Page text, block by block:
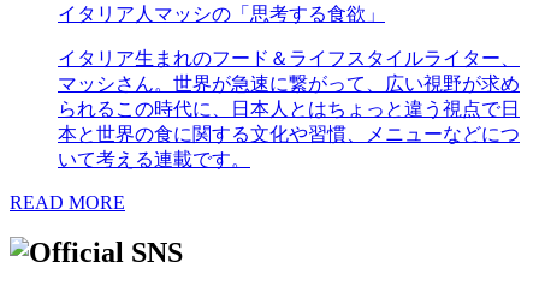
イタリア人マッシの「思考する食欲」
イタリア生まれのフード＆ライフスタイルライター、
マッシさん。世界が急速に繋がって、広い視野が求め
られるこの時代に、日本人とはちょっと違う視点で日
本と世界の食に関する文化や習慣、メニューなどにつ
いて考える連載です。
READ MORE